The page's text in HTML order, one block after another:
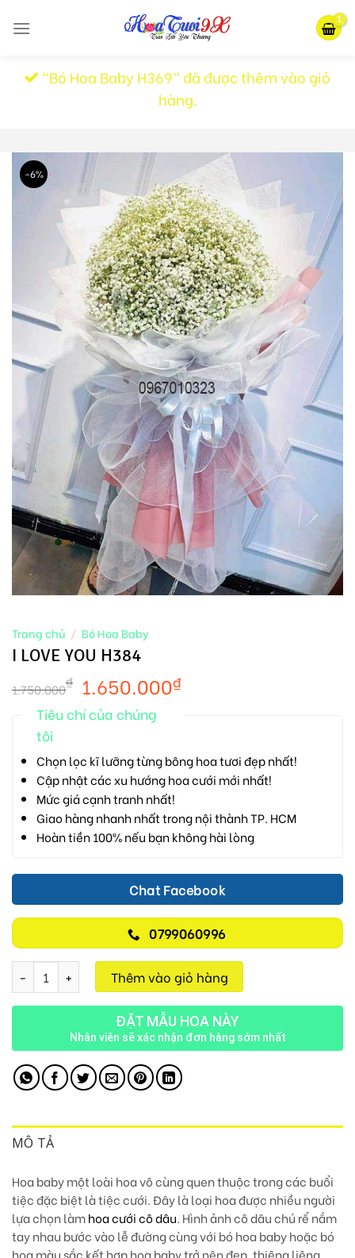
“Bó Hoa Baby H369” đã được thêm vào giỏ
hàng.
-6%
Trang chủ / Bó Hoa Baby
I LOVE YOU H384
1.750.000₫ 1.650.000₫
Tiêu chí của chúng
tôi
Chọn lọc kĩ lưỡng từng bông hoa tươi đẹp nhất!
Cập nhật các xu hướng hoa cưới mới nhất!
Mức giá cạnh tranh nhất!
Giao hàng nhanh nhất trong nội thành TP. HCM
Hoàn tiền 100% nếu bạn không hài lòng
Chat Facebook
0799060996
I LOVE YOU H384 số lượngThêm vào giỏ hàng
ĐẶT MẪU HOA NÀY
Nhân viên sẽ xác nhận đơn hàng sớm nhất
MÔ TẢ
Hoa baby một loài hoa vô cùng quen thuộc trong các buổi
tiệc đặc biệt là tiệc cưới. Đây là loại hoa được nhiều người
lựa chọn làmhoa cưới cô dâu. Hình ảnh cô dâu chú rể nắm
tay nhau bước vào lễ đường cùng với bó hoa baby hoặc bó
hoa màu sắc kết hợp hoa baby trở nên đẹp, thiêng liêng